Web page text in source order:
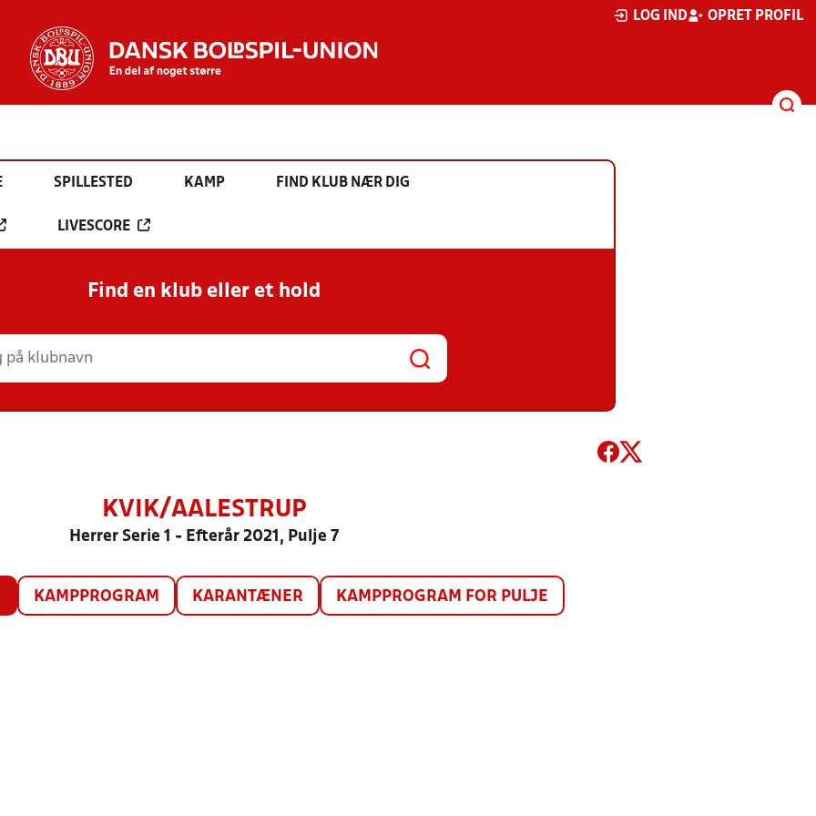
LOG IND OPRET PROFIL
SPILLESTED KAMP FIND KLUB NÆR DIG
LIVESCORE
Find en klub eller et hold
KVIK/AALESTRUP
Herrer Serie 1 - Efterår 2021, Pulje 7
KAMPPROGRAM KARANTÆNER KAMPPROGRAM FOR PULJE